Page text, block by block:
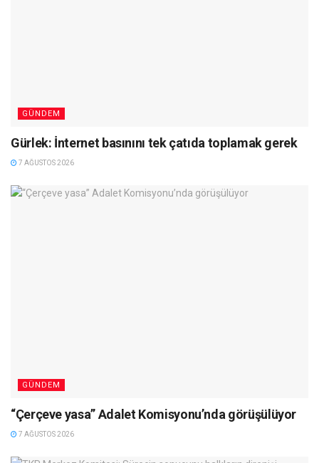
GÜNDEM
Gürlek: İnternet basınını tek çatıda toplamak gerek
7 AĞUSTOS 2026
GÜNDEM
“Çerçeve yasa” Adalet Komisyonu’nda görüşülüyor
7 AĞUSTOS 2026